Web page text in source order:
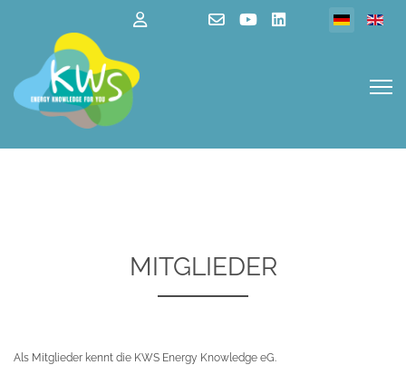
Sprache
MITGLIEDER
Als Mitglieder kennt die KWS Energy Knowledge eG.